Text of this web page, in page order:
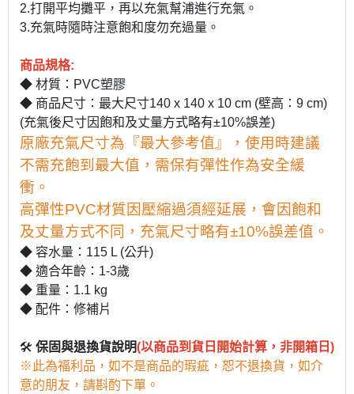
2.打開平均攤平，再以充氣幫浦進行充氣。
3.充氣時隨時注意飽和度勿充過量。
商品規格:
◆ 材質：PVC塑膠
◆ 商品尺寸：最大尺寸140 x 140 x 10 cm (壁高：9 cm)
(充氣後尺寸因飽和及丈量方式略有±10%誤差)
原廠充氣尺寸為『最大參考值』，使用時建議
不需充飽到最大值，需保有彈性作為安全緩
衝。
高彈性PVC材質因壓縮過須經延展，會因飽和
及丈量方式不同，充氣尺寸略有±10%誤差值。
◆ 容水量：115 L (公升)
◆ 適合年齡：1-3歲
◆ 重量：1.1 kg
◆ 配件：修補片
🛠 保固與退換貨說明(以商品到貨日開始計算，非開箱日)
※此為福利品，如不是商品的瑕疵，恕不退換貨，如介
意的朋友，請斟酌下單。